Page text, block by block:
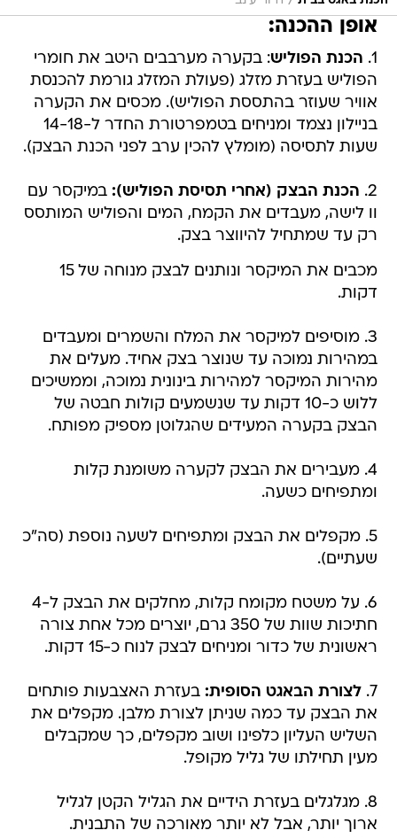
אופן ההכנה:
1. הכנת הפוליש: בקערה מערבבים היטב את חומרי
הפוליש בעזרת מזלג (פעולת המזלג גורמת להכנסת
אוויר שעוזר בהתססת הפוליש). מכסים את הקערה
בניילון נצמד ומניחים בטמפרטורת החדר ל-14-18
שעות לתסיסה (מומלץ להכין ערב לפני הכנת הבצק).
2. הכנת הבצק (אחרי תסיסת הפוליש): במיקסר עם
וו לישה, מעבדים את הקמח, המים והפוליש המותסס
רק עד שמתחיל להיווצר בצק.
מכבים את המיקסר ונותנים לבצק מנוחה של 15
דקות.
3. מוסיפים למיקסר את המלח והשמרים ומעבדים
במהירות נמוכה עד שנוצר בצק אחיד. מעלים את
מהירות המיקסר למהירות בינונית נמוכה, וממשיכים
ללוש כ-10 דקות עד שנשמעים קולות חבטה של
הבצק בקערה המעידים שהגלוטן מספיק מפותח.
4. מעבירים את הבצק לקערה משומנת קלות
ומתפיחים כשעה.
5. מקפלים את הבצק ומתפיחים לשעה נוספת (סה"כ
שעתיים).
6. על משטח מקומח קלות, מחלקים את הבצק ל-4
חתיכות שוות של 350 גרם, יוצרים מכל אחת צורה
ראשונית של כדור ומניחים לבצק לנוח כ-15 דקות.
7. לצורת הבאגט הסופית: בעזרת האצבעות פותחים
את הבצק עד כמה שניתן לצורת מלבן. מקפלים את
השליש העליון כלפינו ושוב מקפלים, כך שמקבלים
מעין תחילתו של גליל מקופל.
8. מגלגלים בעזרת הידיים את הגליל הקטן לגליל
ארוך יותר, אבל לא יותר מאורכה של התבנית.